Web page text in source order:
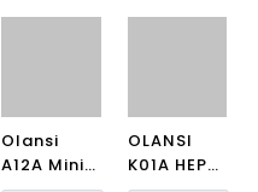
Olansi A1 Masaüstü
Filtreli Ofis Hava
Temizleyici